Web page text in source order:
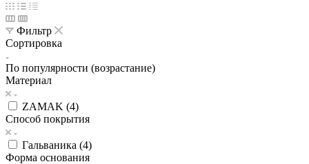
Фильтр
Сортировка
По популярности (возрастание)
Материал
ZAMAK (4)
Способ покрытия
Гальваника (4)
Форма основания